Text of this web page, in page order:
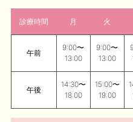
診療時間 月 火
午前
9:00〜
13:00
9:00〜
13:00
午後
14:30〜
18:00
15:00〜
19:00